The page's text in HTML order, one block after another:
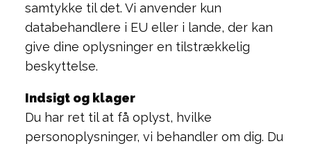
samtykke til det. Vi anvender kun
databehandlere i EU eller i lande, der kan
give dine oplysninger en tilstrækkelig
beskyttelse.
Indsigt og klager
Du har ret til at få oplyst, hvilke
personoplysninger, vi behandler om dig. Du